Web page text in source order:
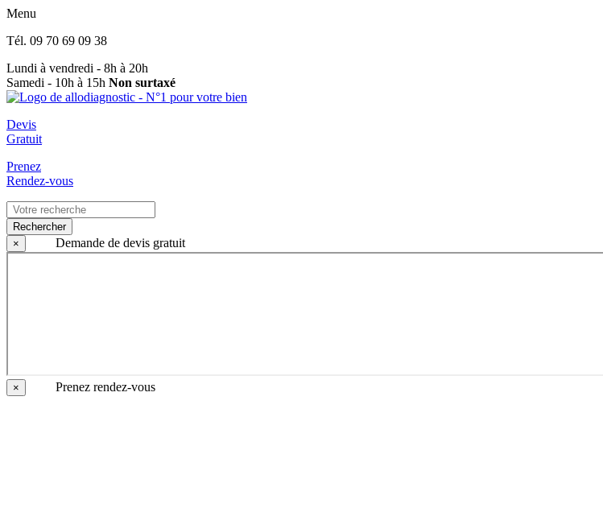
Menu
Tél. 09 70 69 09 38
Lundi à vendredi - 8h à 20h
Samedi - 10h à 15h Non surtaxé
Devis
Gratuit
Prenez
Rendez-vous
Rechercher
×
Demande de devis gratuit
× Prenez rendez-vous